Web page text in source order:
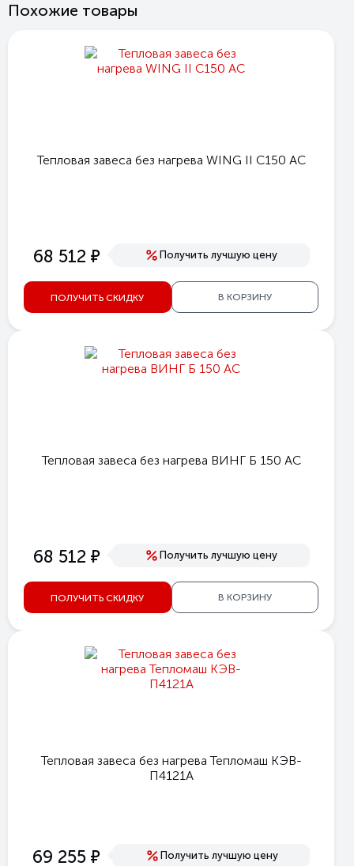
Похожие товары
Тепловая завеса без нагрева WING II C150 AC
68 512 е Получить лучшую цену
ПОЛУЧИТЬ СКИДКУ В КОРЗИНУ
Тепловая завеса без нагрева ВИНГ Б 150 АС
68 512 е Получить лучшую цену
ПОЛУЧИТЬ СКИДКУ В КОРЗИНУ
Тепловая завеса без нагрева Тепломаш КЭВ-
П4121А
69 255 е Получить лучшую цену